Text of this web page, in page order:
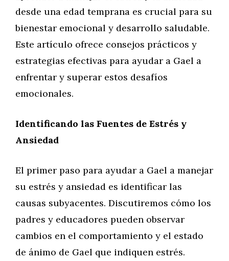
desde una edad temprana es crucial para su
bienestar emocional y desarrollo saludable.
Este artículo ofrece consejos prácticos y
estrategias efectivas para ayudar a Gael a
enfrentar y superar estos desafíos
emocionales.
Identificando las Fuentes de Estrés y
Ansiedad
El primer paso para ayudar a Gael a manejar
su estrés y ansiedad es identificar las
causas subyacentes. Discutiremos cómo los
padres y educadores pueden observar
cambios en el comportamiento y el estado
de ánimo de Gael que indiquen estrés.